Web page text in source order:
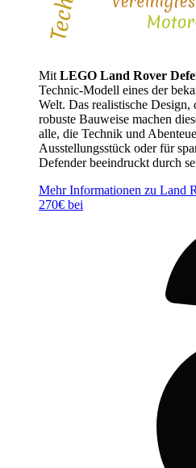
Mit LEGO Land Rover
Technic-Modell eines der
Welt. Das realistische
robuste Bauweise machen
alle, die Technik und
Ausstellungsstück oder für
Defender beeindruckt durch
Mehr Informationen zu Land
270€ bei